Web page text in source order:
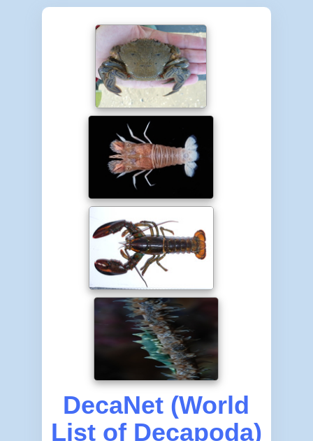
DecaNet (World
List of Decapoda)